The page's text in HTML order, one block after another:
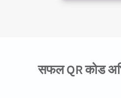
सफल QR कोड